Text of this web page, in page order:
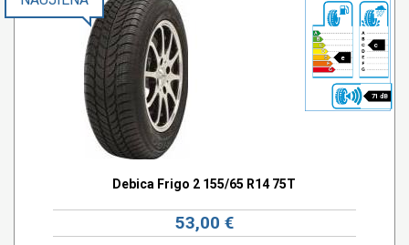
e
c
71 dB
Debica Frigo 2 155/65 R14 75T
53,00 €